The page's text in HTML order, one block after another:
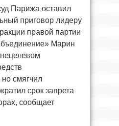
Парижа оставил
приговор лидеру
правой партии
Марин
смягчил
срок запрета
сообщает